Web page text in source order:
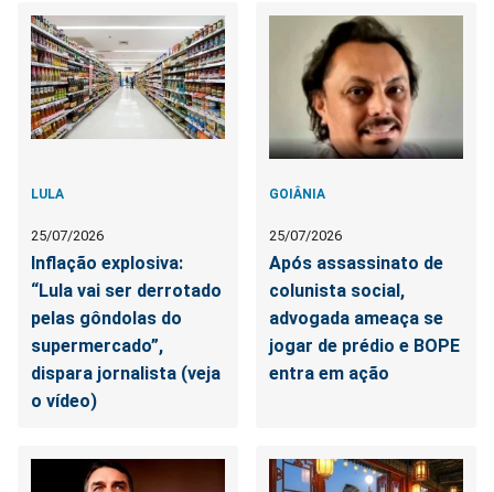
LULA
25/07/2026
Inflação explosiva:
“Lula vai ser derrotado
pelas gôndolas do
supermercado”,
dispara jornalista (veja
o vídeo)
GOIÂNIA
25/07/2026
Após assassinato de
colunista social,
advogada ameaça se
jogar de prédio e BOPE
entra em ação